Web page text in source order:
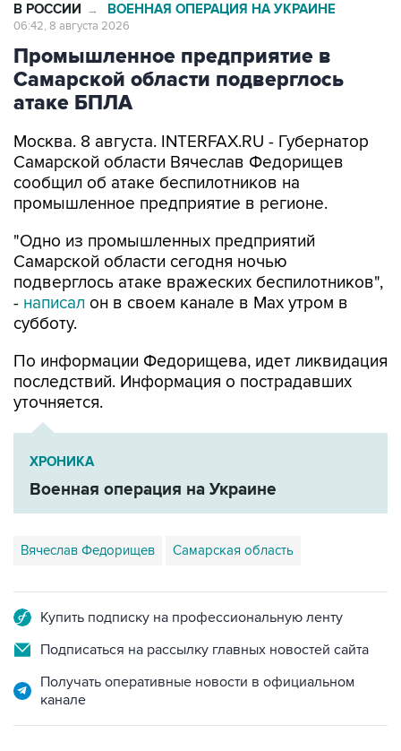
В РОССИИ → ВОЕННАЯ ОПЕРАЦИЯ НА УКРАИНЕ
06:42, 8 августа 2026
Промышленное предприятие в
Самарской области подверглось
атаке БПЛА
Москва. 8 августа. INTERFAX.RU - Губернатор
Самарской области Вячеслав Федорищев
сообщил об атаке беспилотников на
промышленное предприятие в регионе.
"Одно из промышленных предприятий
Самарской области сегодня ночью
подверглось атаке вражеских беспилотников",
- написал он в своем канале в Max утром в
субботу.
По информации Федорищева, идет ликвидация
последствий. Информация о пострадавших
уточняется.
ХРОНИКА
Военная операция на Украине
Вячеслав Федорищев Самарская область
Купить подписку на профессиональную ленту
Подписаться на рассылку главных новостей сайта
Получать оперативные новости в официальном
канале